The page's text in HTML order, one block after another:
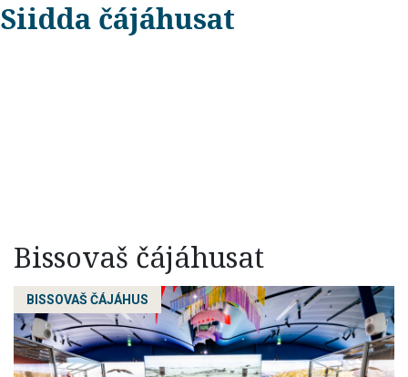
Siidda čájáhusat
Bissovaš čájáhusat
BISSOVAŠ ČÁJÁHUS